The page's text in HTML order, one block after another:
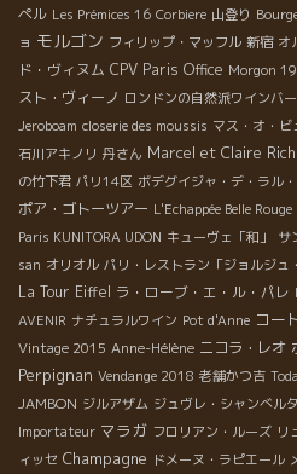
ペル Les Prémices 16 Corbiere 山登り
ョ モルゴン フィリップ・マッフル 新宿 オ
ド・ヴィヌム CPV Paris Office Morgon
スト・ヴィーノ ロンドンの自然派ワインバー
Jeroboam closerie des moussis マス・オ・ビ
石川アキノリ 丹さん Marcel et Claire
の竹下君 パリ14区 ボデグイジャ・デ・ラル
ポア・ゴトーツアー L'Echappée Belle Rouge
Paris KUNITORA UDON キューヴェ「和」 サ
san オリオル パリ・レストラン「ジョルジュ
La Tour Eiffel ラ・ローブ・エ・ル・パレ
AVENIR ナチュラルワイン Pot d'Anne コー
Vintage 2015 Anne-Hélène ニコラ・レオ
Perpignan Vendange 2018 老舗かつ吉
JAMBON ジルアザム ジュヴレ・シャンべル
Importateur マラガ フロリアン・ルーズ リ
ィッセ Champagne ドメーヌ・ラピエール